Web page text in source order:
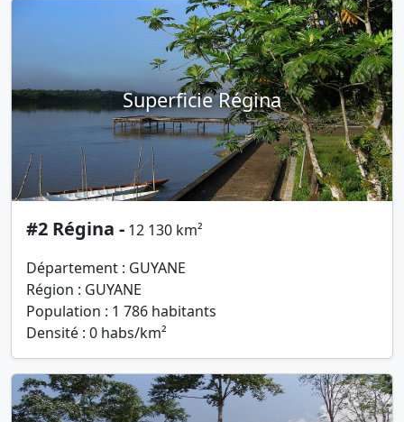
Superficie Régina
#2 Régina - 12 130 km²
Département : GUYANE
Région : GUYANE
Population : 1 786 habitants
Densité : 0 habs/km²